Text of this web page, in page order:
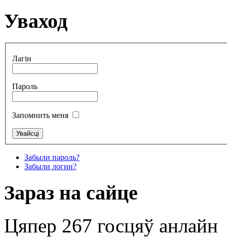
Уваход
Лагін
Пароль
Запомнить меня
Забыли пароль?
Забыли логин?
Зараз на сайце
Цяпер 267 госцяў анлайн